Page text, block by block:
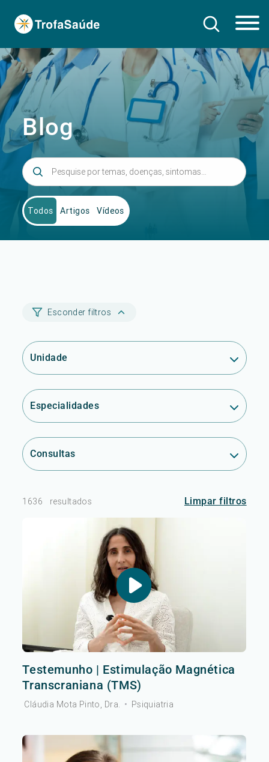
Blog
Todos Artigos Vídeos
Esconder filtros
Unidade
Especialidades
Consultas
1636 resultados Limpar filtros
Testemunho | Estimulação Magnética
Transcraniana (TMS)
Cláudia Mota Pinto, Dra. • Psiquiatria